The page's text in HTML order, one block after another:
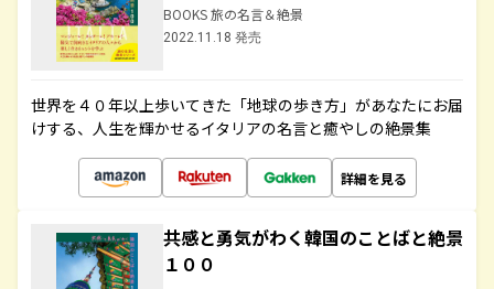
BOOKS 旅の名言＆絶景
2022.11.18 発売
世界を４０年以上歩いてきた「地球の歩き方」があなたにお届
けする、人生を輝かせるイタリアの名言と癒やしの絶景集
詳細を見る
共感と勇気がわく韓国のことばと絶景
１００